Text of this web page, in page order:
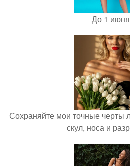
До 1
Сохраняйте мои точные черты
скул, носа и